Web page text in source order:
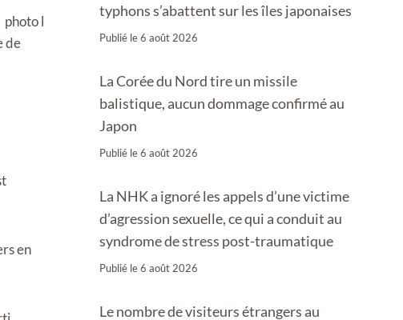
de
en
typhons s’abattent sur les îles japonaises
Publié le6 août 2026
La Corée du Nord tire un missile
balistique, aucun dommage confirmé au
Japon
Publié le6 août 2026
La NHK a ignoré les appels d’une victime
d’agression sexuelle, ce qui a conduit au
syndrome de stress post-traumatique
Publié le6 août 2026
Le nombre de visiteurs étrangers au